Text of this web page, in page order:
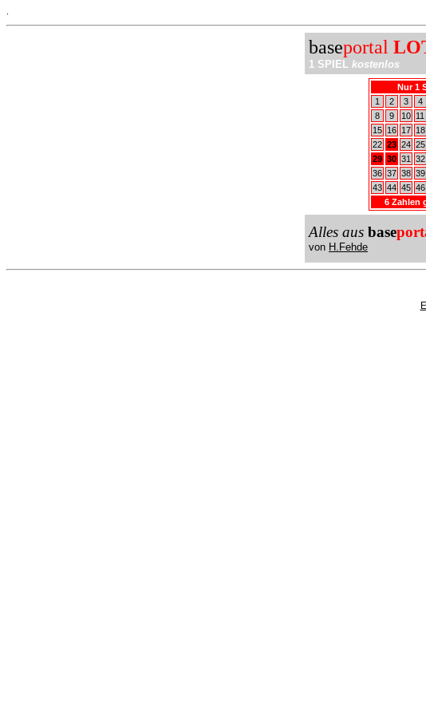
baseportal
1 SPIEL kostenlos
Nur 1
1
2 3 4
8
9 10 11
15
16 17 18
22 23 24 25
29 30 31 32
36 37 38 39
43 44 45 46
6 Zahlen
Alles aus base
von H.Fehde